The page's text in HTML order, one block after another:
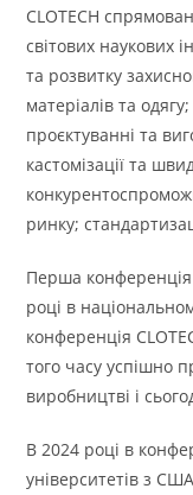
CLOTECH
світових наукових
та розвитку
матеріалів та
проєктуванні та
кастомізації та
ринку;
Перша конференція
році в
конференція
того часу успішно
виробництві і
В 2024 році в
університетів з